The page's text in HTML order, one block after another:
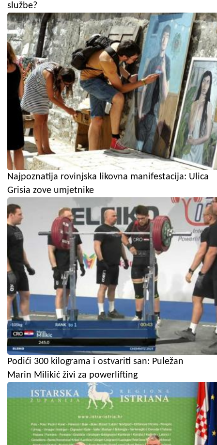
službe?
Najpoznatija rovinjska likovna manifestacija: Ulica
Grisia zove umjetnike
Podići 300 kilograma i ostvariti san: Puležan
Marin Milikić živi za powerlifting